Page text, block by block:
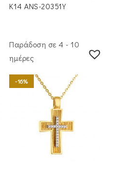
Κ14 ANS-20351Y
Παράδοση σε 4 - 10
ημέρες
-16%